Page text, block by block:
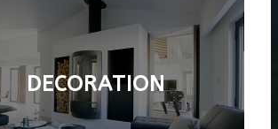
DECORATION